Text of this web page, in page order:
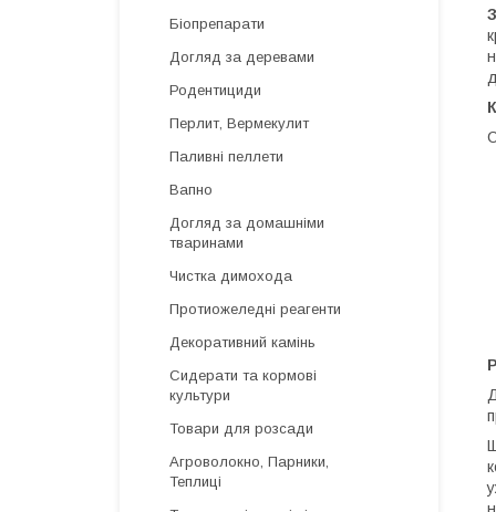
Біопрепарати
Догляд за деревами
Родентициди
Перлит, Вермекулит
Паливні пеллети
Вапно
Догляд за домашніми
тваринами
Чистка димохода
Протиожеледні реагенти
Декоративний камінь
Сидерати та кормові
культури
Товари для розсади
Агроволокно, Парники,
Теплиці